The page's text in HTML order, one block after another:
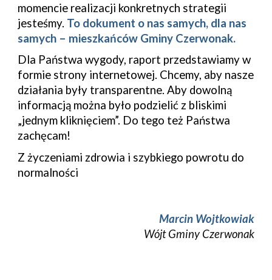
momencie realizacji konkretnych strategii
jesteśmy. To dokument o nas samych, dla nas
samych – mieszkańców Gminy Czerwonak.
Dla Państwa wygody, raport przedstawiamy w
formie strony internetowej. Chcemy, aby nasze
działania były transparentne. Aby dowolną
informacją można było podzielić z bliskimi
„jednym kliknięciem”. Do tego też Państwa
zachęcam!
Z życzeniami zdrowia i szybkiego powrotu do
normalności
Marcin Wojtkowiak
Wójt Gminy Czerwonak